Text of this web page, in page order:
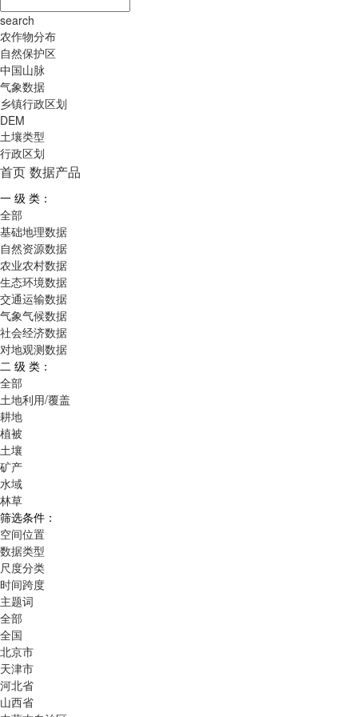
search
农作物分布
自然保护区
中国山脉
气象数据
乡镇行政区划
DEM
土壤类型
行政区划
首页 数据产品
一 级 类：
全部
基础地理数据
自然资源数据
农业农村数据
生态环境数据
交通运输数据
气象气候数据
社会经济数据
对地观测数据
二 级 类：
全部
土地利用/覆盖
耕地
植被
土壤
矿产
水域
林草
筛选条件：
空间位置
数据类型
尺度分类
时间跨度
主题词
全部
全国
北京市
天津市
河北省
山西省